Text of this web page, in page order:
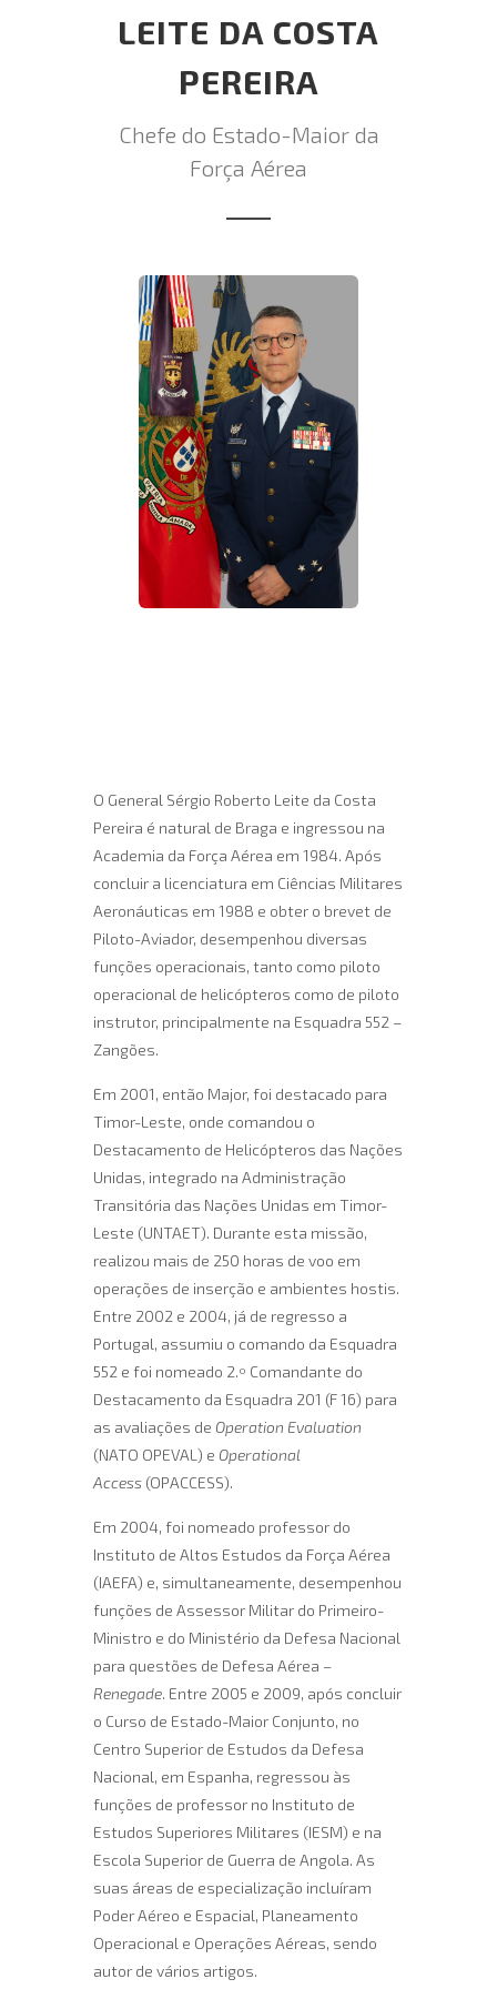
LEITE DA COSTA
PEREIRA
Chefe do Estado-Maior da
Força Aérea
O General Sérgio Roberto Leite da Costa
Pereira é natural de Braga e ingressou na
Academia da Força Aérea em 1984. Após
concluir a licenciatura em Ciências Militares
Aeronáuticas em 1988 e obter o brevet de
Piloto-Aviador, desempenhou diversas
funções operacionais, tanto como piloto
operacional de helicópteros como de piloto
instrutor, principalmente na Esquadra 552 –
Zangões.
Em 2001, então Major, foi destacado para
Timor-Leste, onde comandou o
Destacamento de Helicópteros das Nações
Unidas, integrado na Administração
Transitória das Nações Unidas em Timor-
Leste (UNTAET). Durante esta missão,
realizou mais de 250 horas de voo em
operações de inserção e ambientes hostis.
Entre 2002 e 2004, já de regresso a
Portugal, assumiu o comando da Esquadra
552 e foi nomeado 2.º Comandante do
Destacamento da Esquadra 201 (F 16) para
as avaliações de Operation Evaluation
(NATO OPEVAL) e Operational
Access (OPACCESS).
Em 2004, foi nomeado professor do
Instituto de Altos Estudos da Força Aérea
(IAEFA) e, simultaneamente, desempenhou
funções de Assessor Militar do Primeiro-
Ministro e do Ministério da Defesa Nacional
para questões de Defesa Aérea –
Renegade. Entre 2005 e 2009, após concluir
o Curso de Estado-Maior Conjunto, no
Centro Superior de Estudos da Defesa
Nacional, em Espanha, regressou às
funções de professor no Instituto de
Estudos Superiores Militares (IESM) e na
Escola Superior de Guerra de Angola. As
suas áreas de especialização incluíram
Poder Aéreo e Espacial, Planeamento
Operacional e Operações Aéreas, sendo
autor de vários artigos.